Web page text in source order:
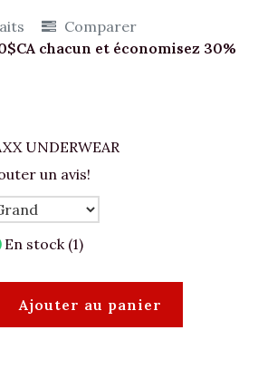
Comparer
chacun et économisez 30%
UNDERWEAR
un avis!
En stock (1)
Ajouter au panier